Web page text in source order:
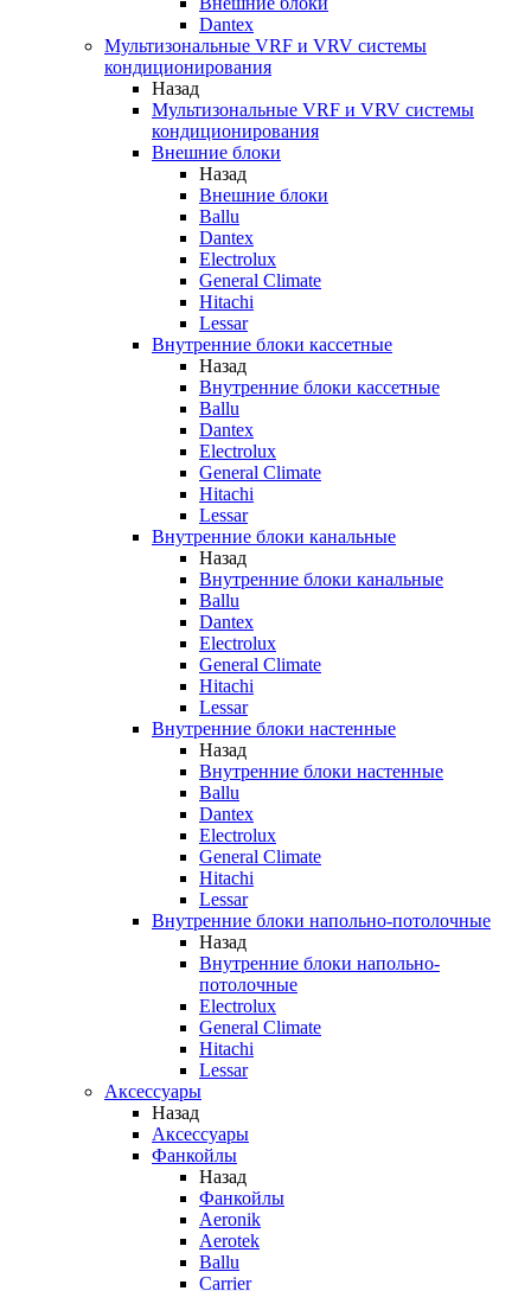
Dantex
Мультизональные VRF и VRV системы
кондиционирования
Назад
Мультизональные VRF и VRV системы
кондиционирования
Внешние блоки
Назад
Внешние блоки
Ballu
Dantex
Electrolux
General Climate
Hitachi
Lessar
Внутренние блоки кассетные
Назад
Внутренние блоки кассетные
Ballu
Dantex
Electrolux
General Climate
Hitachi
Lessar
Внутренние блоки канальные
Назад
Внутренние блоки канальные
Ballu
Dantex
Electrolux
General Climate
Hitachi
Lessar
Внутренние блоки настенные
Назад
Внутренние блоки настенные
Ballu
Dantex
Electrolux
General Climate
Hitachi
Lessar
Внутренние блоки напольно-потолочные
Назад
Внутренние блоки напольно-
потолочные
Electrolux
General Climate
Hitachi
Lessar
Аксессуары
Назад
Аксессуары
Фанкойлы
Назад
Фанкойлы
Aeronik
Aerotek
Ballu
Carrier